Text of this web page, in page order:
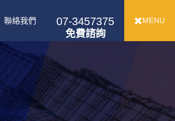
MENU
聯絡我們 07-3457375
免費諮詢